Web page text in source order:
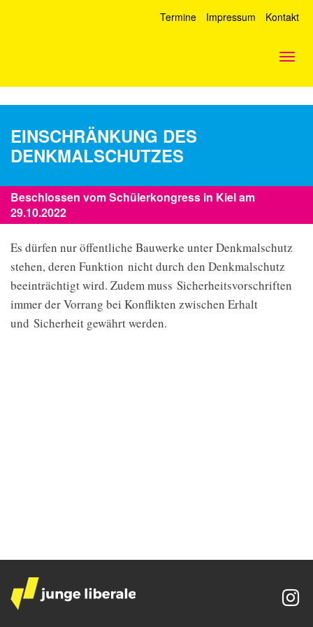
Termine Impressum Kontakt
EINSCHRÄNKUNG DES
DENKMALSCHUTZES
Beschlossen vom Schülerkongress in Kiel am
29.10.2022
Es dürfen nur öffentliche Bauwerke unter Denkmalschutz
stehen, deren Funktion nicht durch den Denkmalschutz
beeinträchtigt wird. Zudem muss Sicherheitsvorschriften
immer der Vorrang bei Konflikten zwischen Erhalt
und Sicherheit gewährt werden.